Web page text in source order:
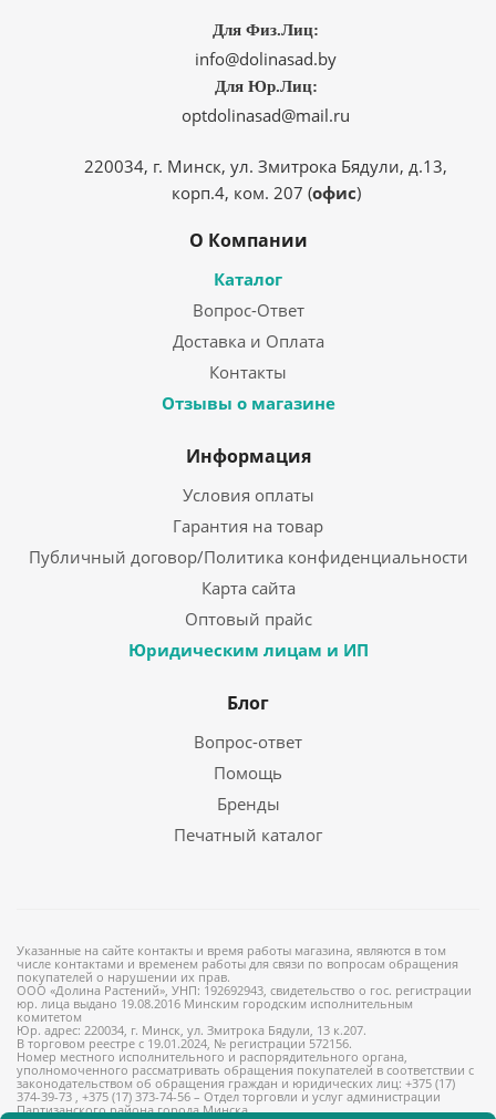
Для Физ.Лиц:
info@dolinasad.by
Для Юр.Лиц:
optdolinasad@mail.ru
220034, г. Минск, ул. Змитрока Бядули, д.13,
корп.4, ком. 207 (офис)
О Компании
Каталог
Вопрос-Ответ
Доставка и Оплата
Контакты
Отзывы о магазине
Информация
Условия оплаты
Гарантия на товар
Публичный договор/Политика конфиденциальности
Карта сайта
Оптовый прайс
Юридическим лицам и ИП
Блог
Вопрос-ответ
Помощь
Бренды
Печатный каталог
Указанные на сайте контакты и время работы магазина, являются в том
числе контактами и временем работы для связи по вопросам обращения
покупателей о нарушении их прав.
ООО «Долина Растений», УНП: 192692943, свидетельство о гос. регистрации
юр. лица выдано 19.08.2016 Минским городским исполнительным
комитетом
Юр. адрес: 220034, г. Минск, ул. Змитрока Бядули, 13 к.207.
В торговом реестре с 19.01.2024, № регистрации 572156.
Номер местного исполнительного и распорядительного органа,
уполномоченного рассматривать обращения покупателей в соответствии с
законодательством об обращения граждан и юридических лиц: +375 (17)
374-39-73 , +375 (17) 373-74-56 – Отдел торговли и услуг администрации
Партизанского района города Минска